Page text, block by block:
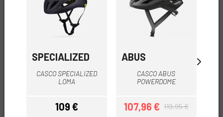
SPECIALIZED
CASCO SPECIALIZED
LOMA
Prezzo
109 €
ABUS
CASCO ABUS
POWERDOME
Prezzo
107,96 €Prezzo base
119,95 €